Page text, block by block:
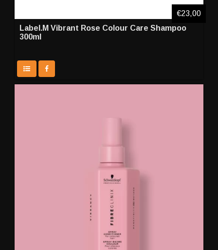
Label.M Vibrant Rose Colour Care Shampoo
300ml
€23,00